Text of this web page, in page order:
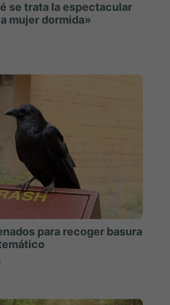
se trata la espectacular
mujer dormida»
para recoger basura